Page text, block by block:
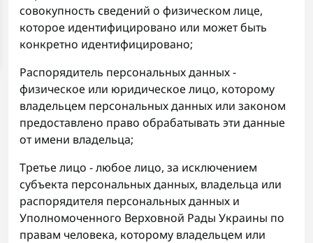
совокупность сведений о физическом лице,
которое идентифицировано или может быть
конкретно идентифицировано;
Распорядитель персональных данных -
физическое или юридическое лицо, которому
владельцем персональных данных или законом
предоставлено право обрабатывать эти данные
от имени владельца;
Третье лицо - любое лицо, за исключением
субъекта персональных данных, владельца или
распорядителя персональных данных и
Уполномоченного Верховной Рады Украины по
правам человека, которому владельцем или